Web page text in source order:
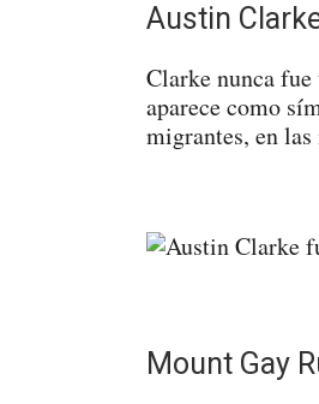
Austin
Clarke nunca
aparece como
migrantes, en
Mount Gay